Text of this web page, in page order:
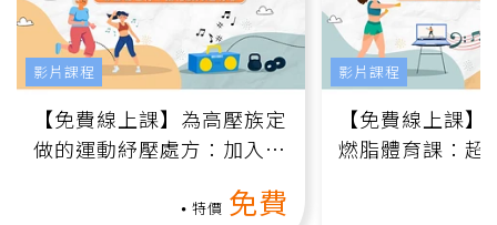
【免費線上課】為高壓族定
做的運動紓壓處方：加入行
特價 免費
影片課程
【免費線上課
燃脂體育課：超
影片課程